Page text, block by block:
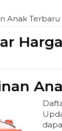
Anak Terbaru